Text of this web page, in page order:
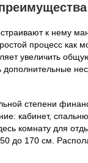
к нему
процесс как
увеличить
степени
кабинет,
комнату для
до 170 см.